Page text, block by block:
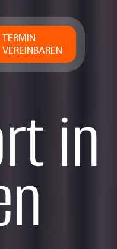
TERMIN
VEREINBAREN